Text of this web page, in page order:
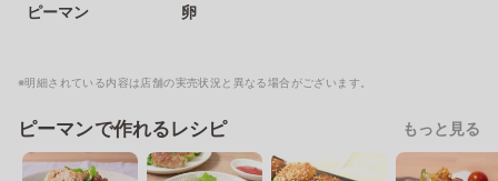
ピーマン 卵
※明細されている内容は店舗の実売状況と異なる場合がございます。
ピーマンで作れるレシピ もっと見る